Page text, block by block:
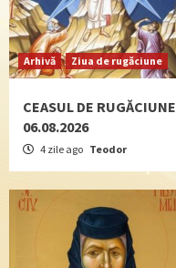
Arhivă Ziua de rugăciune
CEASUL DE RUGĂCIUNE
06.08.2026
4 zile ago Teodor